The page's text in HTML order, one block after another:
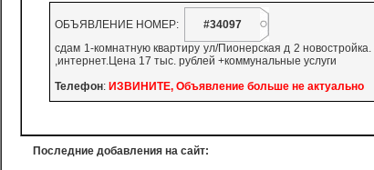
ОБЪЯВЛЕНИЕ НОМЕР:
#34097
сдам 1-комнатную квартиру ул/Пионерская д 2
,интернет.Цена 17 тыс. рублей +коммунальные услуги
Телефон: ИЗВИНИТЕ, Объявление больше не актуально
Последние добавления на сайт: